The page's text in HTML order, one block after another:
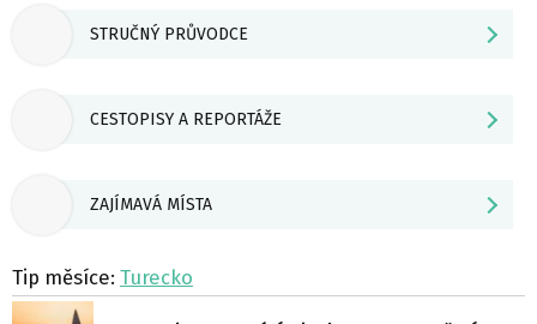
STRUČNÝ PRŮVODCE
CESTOPISY A REPORTÁŽE
ZAJÍMAVÁ MÍSTA
Tip měsíce: Turecko